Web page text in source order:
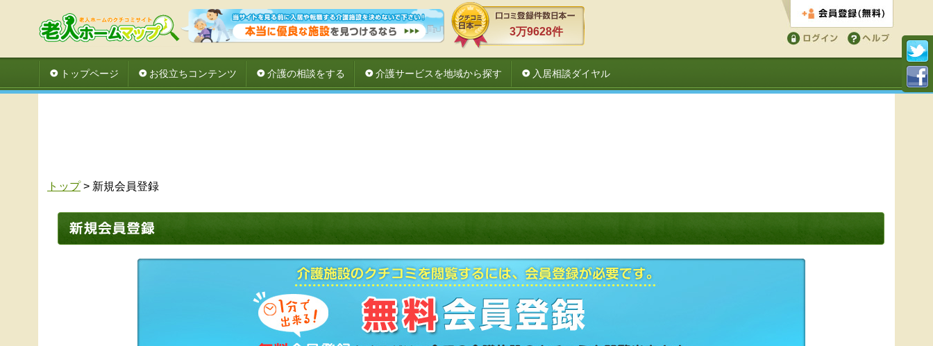
3万9628件
会員登録する
トップページ
お役立ちコンテンツ 介護の相談をする 介護サービスを地域から探す 入居相談ダイヤル
トップ> 新規会員登録